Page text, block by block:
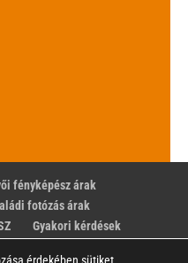
fényképész árak
fotózás árak
Gyakori kérdések